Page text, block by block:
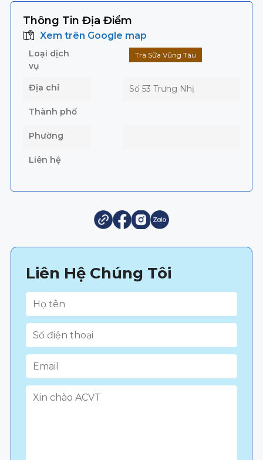
Thông Tin Địa Điểm
Xem trên Google map
Loại dịch
vụ
Trà Sữa Vũng Tàu
Địa chỉ Số 53 Trưng Nhị
Thành phố
Phường
Liên hệ
Liên Hệ Chúng Tôi